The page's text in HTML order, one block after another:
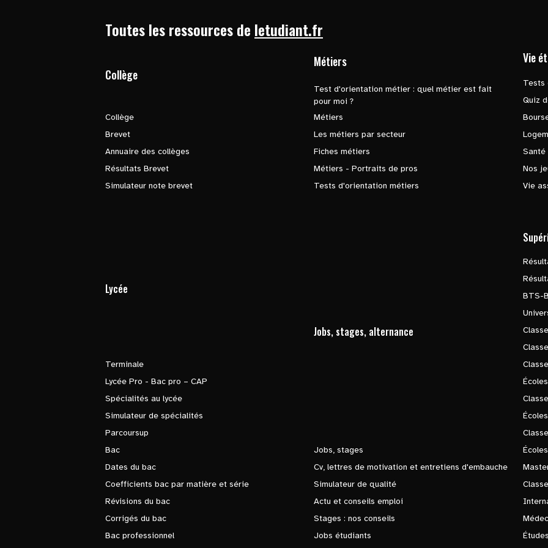
Toutes les ressources de letudiant.fr
Collège
Collège
Brevet
Annuaire des collèges
Résultats Brevet
Simulateur note brevet
Métiers
Test d'orientation métier : quel métier est fait
pour moi ?
Métiers
Les métiers par secteur
Fiches métiers
Métiers - Portraits de pros
Tests d'orientation métiers
Vie
Tests
Quiz
Santé
Nos
Vie
Lycée
Terminale
Lycée Pro - Bac pro – CAP
Spécialités au lycée
Simulateur de spécialités
Parcoursup
Bac
Dates du bac
Coefficients bac par matière et série
Révisions du bac
Corrigés du bac
Bac professionnel
Jobs, stages, alternance
Jobs, stages
Cv, lettres de motivation et entretiens d'embauche
Simulateur de qualité
Actu et conseils emploi
Stages : nos conseils
Jobs étudiants
BTS-